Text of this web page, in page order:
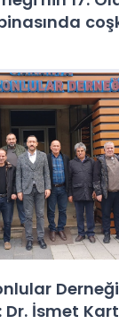
Dr. İsmet